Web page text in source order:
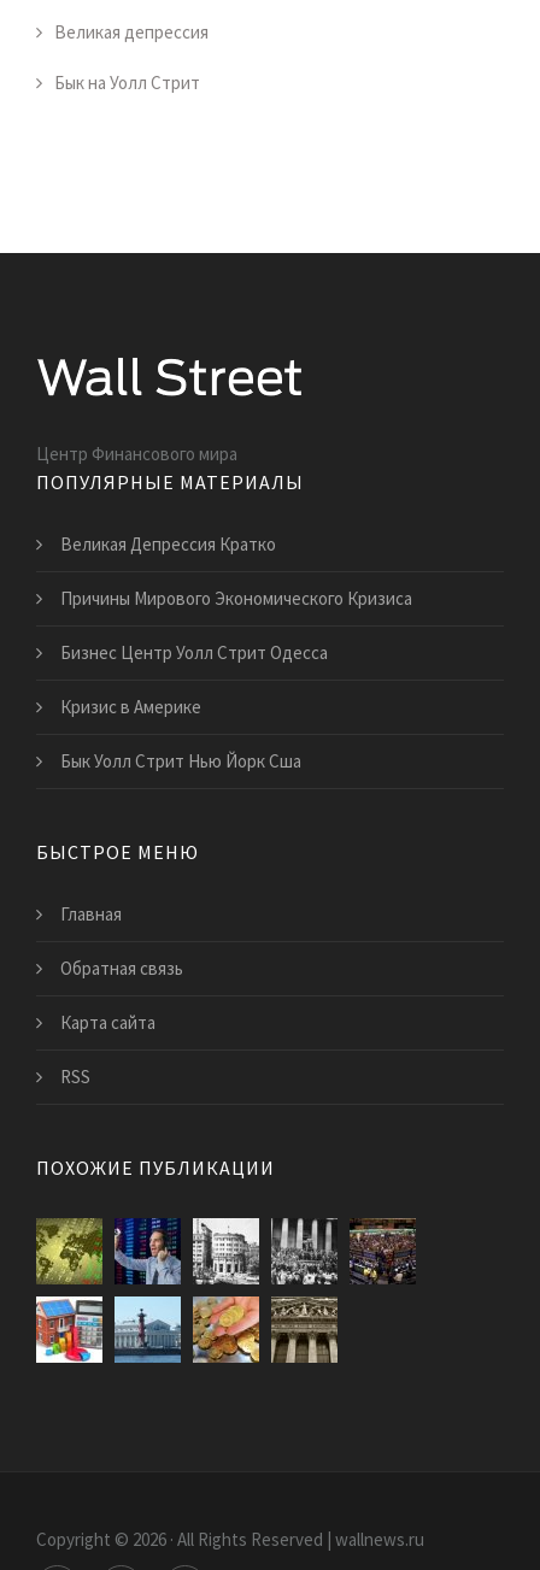
Великая депрессия
Бык на Уолл Стрит
Центр Финансового мира
ПОПУЛЯРНЫЕ МАТЕРИАЛЫ
Великая Депрессия Кратко
Причины Мирового Экономического Кризиса
Бизнес Центр Уолл Стрит Одесса
Кризис в Америке
Бык Уолл Стрит Нью Йорк Сша
БЫСТРОЕ МЕНЮ
Главная
Обратная связь
Карта сайта
RSS
ПОХОЖИЕ ПУБЛИКАЦИИ
Copyright © 2026 · All Rights Reserved | wallnews.ru